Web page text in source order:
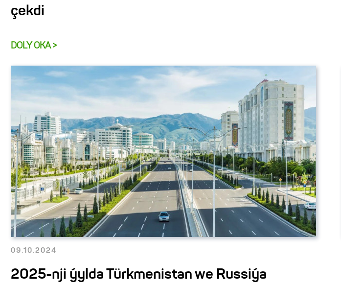
çekdi
DOLY OKA >
09.10.2024
2025-nji ýylda Türkmenistan we Russiýa